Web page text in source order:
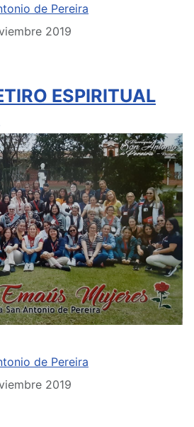
de Pereira
2019
ESPIRITUAL
de Pereira
2019